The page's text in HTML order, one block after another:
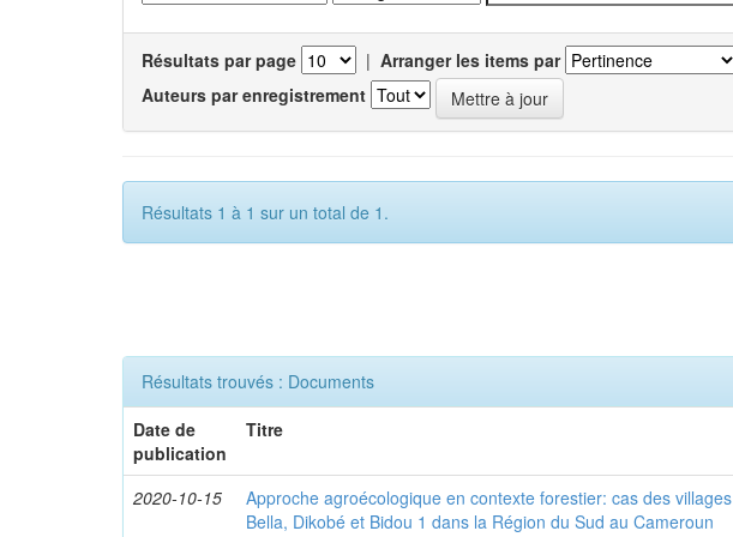
Résultats par page | Arranger les items par
Auteurs par enregistrement
Résultats 1 à 1 sur un total de 1.
Résultats trouvés : Documents
Date de
publication
Titre
2020-10-15
Approche agroécologique en contexte forestier: cas des villages
Bella, Dikobé et Bidou 1 dans la Région du Sud au Cameroun